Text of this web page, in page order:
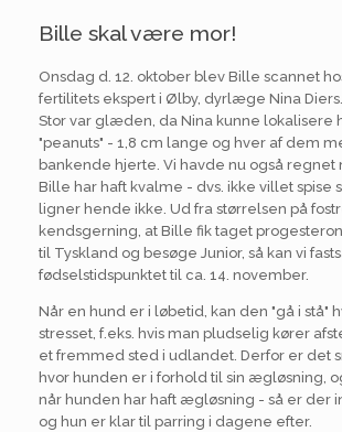
Bille skal være mor!
Onsdag d. 12. oktober blev Bille scannet
fertilitets ekspert i Ølby, dyrlæge Nina Diers.
Stor var glæden, da Nina kunne lokalisere
"peanuts" - 1,8 cm lange og hver af dem
bankende hjerte. Vi havde nu også regnet
Bille har haft kvalme - dvs. ikke villet spise
ligner hende ikke. Ud fra størrelsen på
kendsgerning, at Bille fik taget
til Tyskland og besøge Junior, så kan vi
fødselstidspunktet til ca. 14. november.
Når en hund er i løbetid, kan den "gå i stå"
stresset, f.eks. hvis man pludselig kører
et fremmed sted i udlandet. Derfor er det
hvor hunden er i forhold til sin ægløsning,
når hunden har haft ægløsning - så er der
og hun er klar til parring i dagene efter.